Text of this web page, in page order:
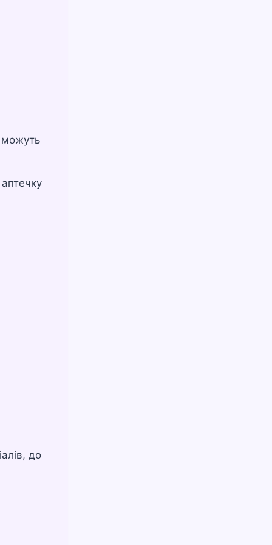
можуть
до